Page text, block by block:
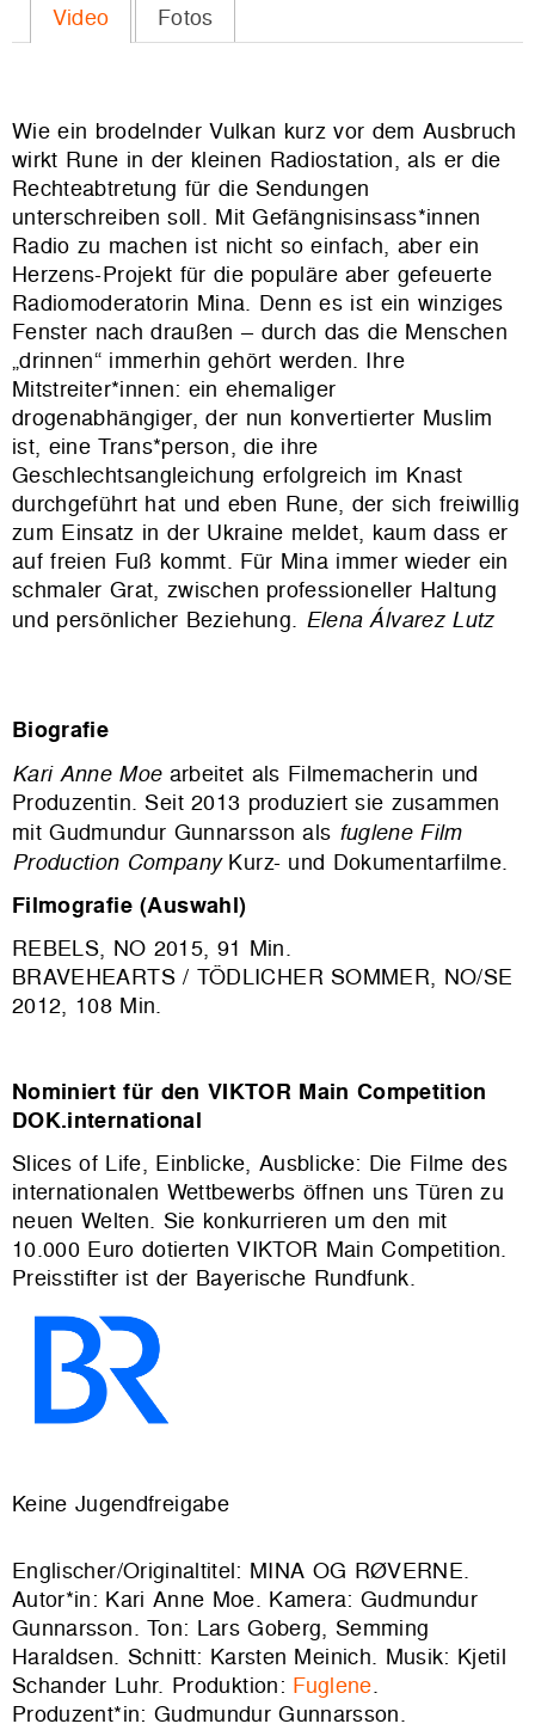
Video Fotos
Wie ein brodelnder Vulkan kurz vor dem Ausbruch
wirkt Rune in der kleinen Radiostation, als er die
Rechteabtretung für die Sendungen
unterschreiben soll. Mit Gefängnisinsass*innen
Radio zu machen ist nicht so einfach, aber ein
Herzens-Projekt für die populäre aber gefeuerte
Radiomoderatorin Mina. Denn es ist ein winziges
Fenster nach draußen – durch das die Menschen
„drinnen“ immerhin gehört werden. Ihre
Mitstreiter*innen: ein ehemaliger
drogenabhängiger, der nun konvertierter Muslim
ist, eine Trans*person, die ihre
Geschlechtsangleichung erfolgreich im Knast
durchgeführt hat und eben Rune, der sich freiwillig
zum Einsatz in der Ukraine meldet, kaum dass er
auf freien Fuß kommt. Für Mina immer wieder ein
schmaler Grat, zwischen professioneller Haltung
und persönlicher Beziehung. Elena Álvarez Lutz
Biografie
Kari Anne Moearbeitet als Filmemacherin und
Produzentin. Seit 2013 produziert sie zusammen
mit Gudmundur Gunnarsson als fuglene Film
Production CompanyKurz- und Dokumentarfilme.
Filmografie (Auswahl)
REBELS, NO 2015, 91 Min.
BRAVEHEARTS / TÖDLICHER SOMMER, NO/SE
2012, 108 Min.
Nominiert für den VIKTOR Main Competition
DOK.international
Slices of Life, Einblicke, Ausblicke: Die Filme des
internationalen Wettbewerbs öffnen uns Türen zu
neuen Welten. Sie konkurrieren um den mit
10.000 Euro dotierten VIKTOR Main Competition.
Preisstifter ist der Bayerische Rundfunk.
Keine Jugendfreigabe
Englischer/Originaltitel: MINA OG RØVERNE.
Autor*in: Kari Anne Moe. Kamera: Gudmundur
Gunnarsson. Ton: Lars Goberg, Semming
Haraldsen. Schnitt: Karsten Meinich. Musik: Kjetil
Schander Luhr. Produktion: Fuglene.
Produzent*in: Gudmundur Gunnarsson.